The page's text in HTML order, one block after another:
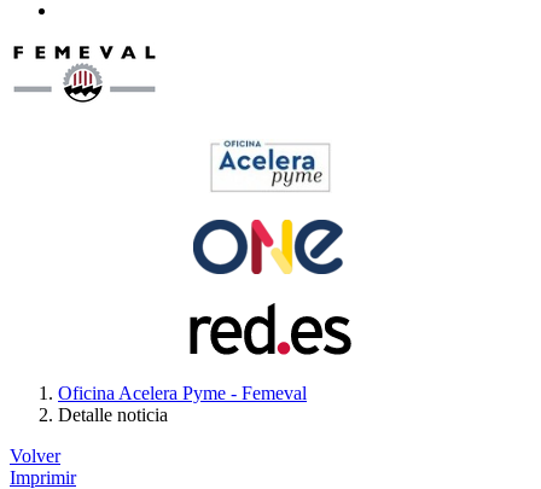
Oficina Acelera Pyme - Femeval
Detalle noticia
Volver
Imprimir